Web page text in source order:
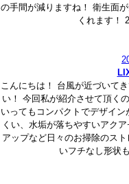
の手間が減りますね！ 衛生面
くれます！
こんにちは！ 台風が近づいて
い！ 今回私が紹介させて頂く
いってもコンパクトでデザイ
くい、水垢が落ちやすいアク
アップなど日々のお掃除のス
いフチなし形状